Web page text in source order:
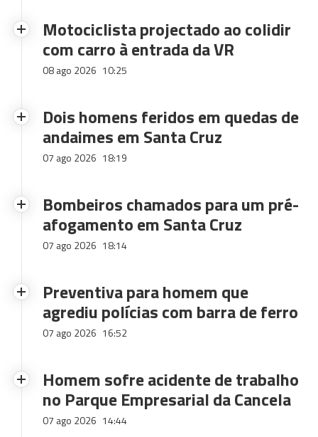
Motociclista projectado ao colidir
com carro à entrada da VR
08 ago 2026 10:25
Dois homens feridos em quedas de
andaimes em Santa Cruz
07 ago 2026 18:19
Bombeiros chamados para um pré-
afogamento em Santa Cruz
07 ago 2026 18:14
Preventiva para homem que
agrediu polícias com barra de ferro
07 ago 2026 16:52
Homem sofre acidente de trabalho
no Parque Empresarial da Cancela
07 ago 2026 14:44